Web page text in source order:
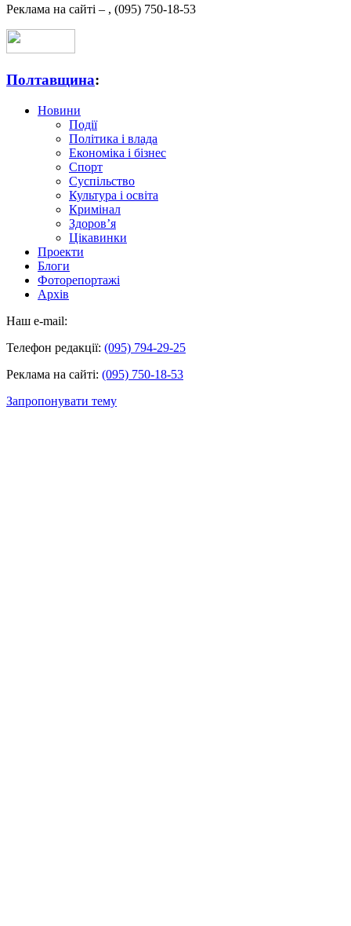
Реклама на сайті – , (095) 750-18-53
Полтавщина:
Новини
Події
Політика і влада
Економіка і бізнес
Спорт
Суспільство
Культура і освіта
Кримінал
Здоров’я
Цікавинки
Проекти
Блоги
Фоторепортажі
Архів
Наш e-mail:
Телефон редакції: (095) 794-29-25
Реклама на сайті: (095) 750-18-53
Запропонувати тему